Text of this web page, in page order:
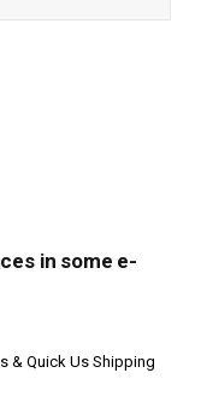
in some e-
& Quick Us Shipping